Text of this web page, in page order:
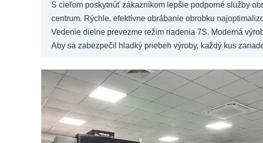
S cieľom poskytnúť zákazníkom lepšie podporné služby
centrum. Rýchle, efektívne obrábanie obrobku
Vedenie dielne prevezme režim riadenia 7S. Moderná
Aby sa zabezpečil hladký priebeh výroby, každý kus